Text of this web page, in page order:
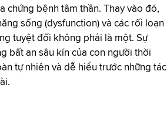
chứng bệnh tâm thần. Thay vào đó,
sống (dysfunction) và các rối loạn
tuyệt đối không phải là một. Sự
bất an sâu kín của con người thời
tự nhiên và dễ hiểu trước những tác